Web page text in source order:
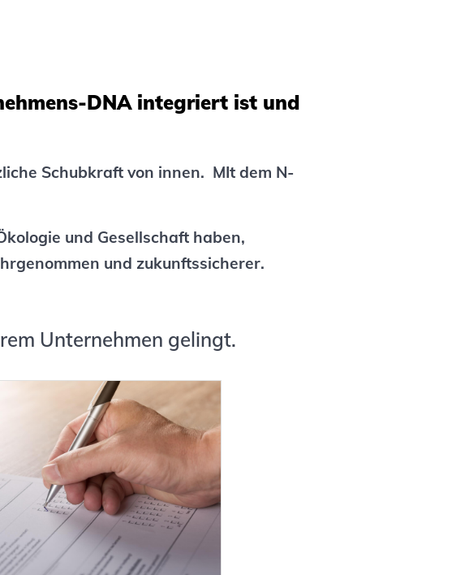
DNA integriert ist und
Schubkraft von innen. MIt dem N-
und Gesellschaft haben,
und zukunftssicherer.
Unternehmen gelingt.
Testen Sie Ihre